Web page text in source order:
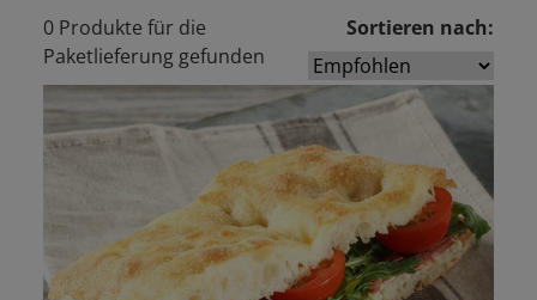
0 Produkte für die
Paketlieferung gefunden
Sortieren nach: